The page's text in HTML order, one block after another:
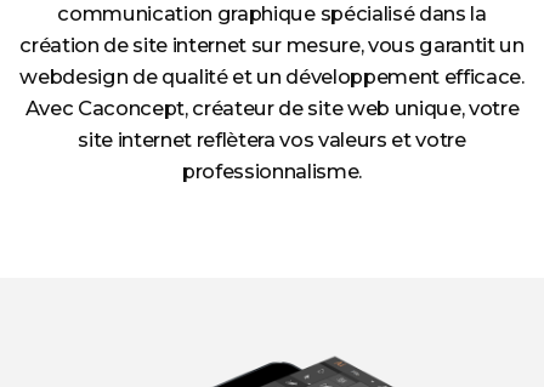
communication graphique spécialisé dans la
création de site internet sur mesure, vous garantit un
webdesign de qualité et un développement efficace.
Avec Caconcept, créateur de site web unique, votre
site internet reflètera vos valeurs et votre
professionnalisme.